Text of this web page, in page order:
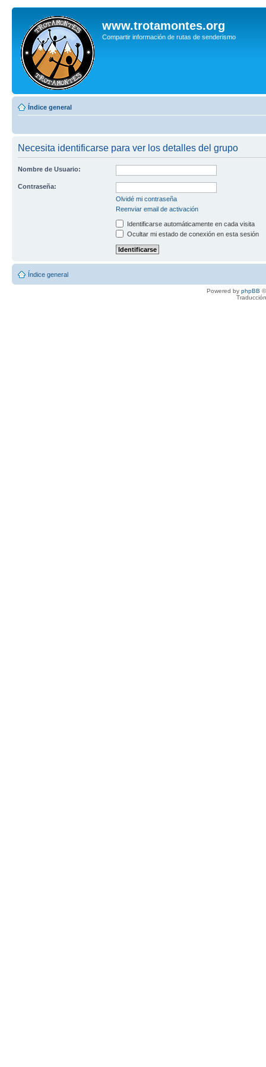
www.trotamontes.org
Compartir información de rutas de senderismo
Índice general
Necesita identificarse para ver los detalles del grupo
Nombre de Usuario:
Contraseña:
Olvidé mi contraseña
Reenviar email de activación
Identificarse automáticamente en cada visita
Ocultar mi estado de conexión en esta sesión
Índice general
Powered by phpBB